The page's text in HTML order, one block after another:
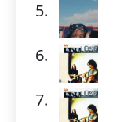
5.
6.
7.